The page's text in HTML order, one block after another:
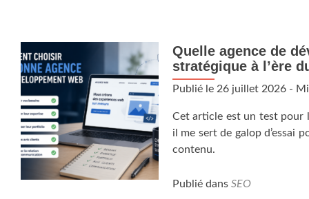
Quelle agence de
stratégique à l’ère
Publié le 26 juillet 2026 -
Cet article est un test pour
il me sert de galop d’essai
contenu.
Publié dans SEO